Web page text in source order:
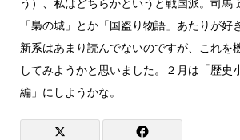
「梟の城」とか「国盗り物語」あたりが好
新系はあまり読んでないのですが、これを
してみようかと思いました。２月は「歴
編」にしようかな。